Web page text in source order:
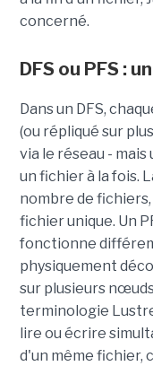
concerné.
DFS ou PFS :
Dans un DFS,
(ou répliqué sur
via le réseau -
un fichier à la fois.
nombre de
fichier unique. Un
fonctionne
physiquement
sur plusieurs
terminologie
lire ou écrire
d'un même fichier,